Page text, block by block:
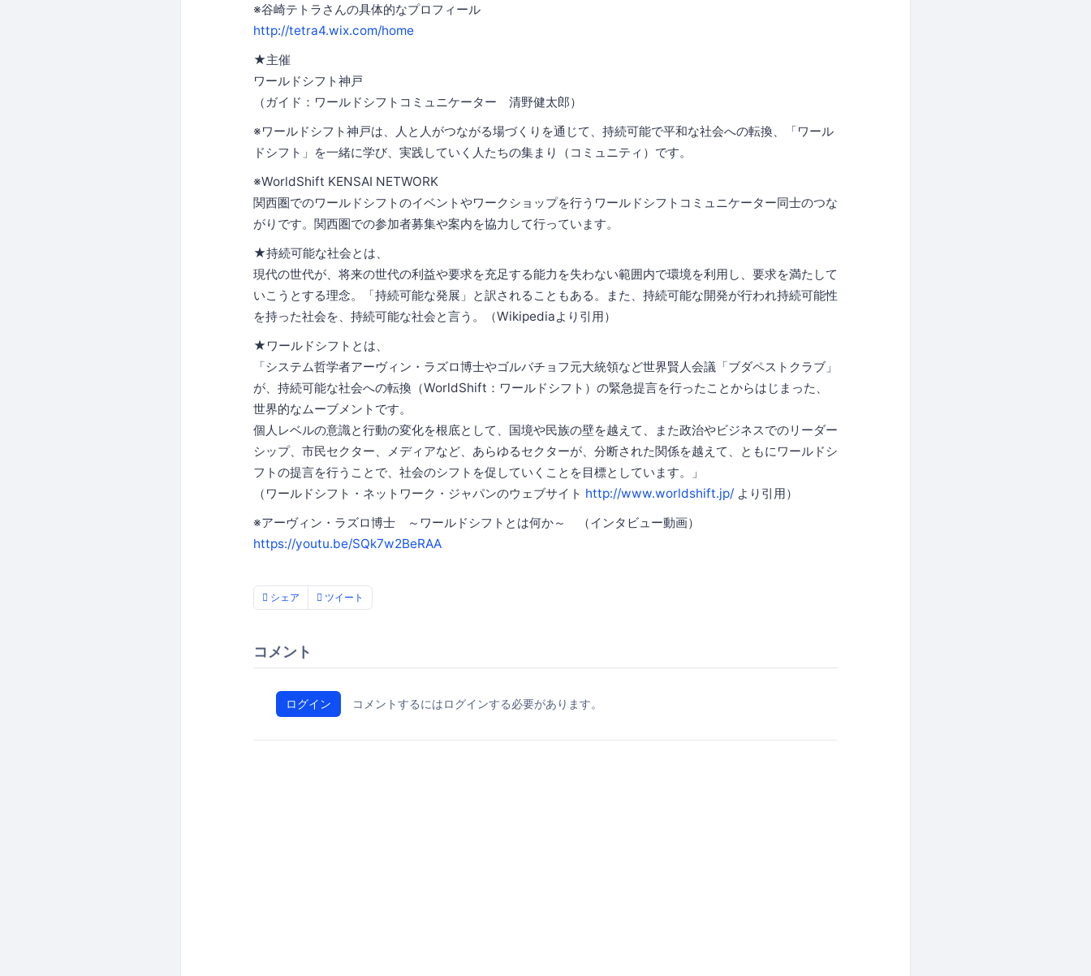
※谷崎テトラさんの具体的なプロフィール
http://tetra4.wix.com/home
★主催
ワールドシフト神戸
（ガイド：ワールドシフトコミュニケーター 清野健太郎）
※ワールドシフト神戸は、人と人がつながる場づくりを通じて、持続可能で平和な社会への転換、「ワール
ドシフト」を一緒に学び、実践していく人たちの集まり（コミュニティ）です。
※WorldShift KENSAI NETWORK
関西圏でのワールドシフトのイベントやワークショップを行うワールドシフトコミュニケーター同士のつな
がりです。関西圏での参加者募集や案内を協力して行っています。
★持続可能な社会とは、
現代の世代が、将来の世代の利益や要求を充足する能力を失わない範囲内で環境を利用し、要求を満たして
いこうとする理念。「持続可能な発展」と訳されることもある。また、持続可能な開発が行われ持続可能性
を持った社会を、持続可能な社会と言う。（Wikipediaより引用）
★ワールドシフトとは、
「システム哲学者アーヴィン・ラズロ博士やゴルバチョフ元大統領など世界賢人会議「ブダペストクラブ」
が、持続可能な社会への転換（WorldShift：ワールドシフト）の緊急提言を行ったことからはじまった、
世界的なムーブメントです。
個人レベルの意識と行動の変化を根底として、国境や民族の壁を越えて、また政治やビジネスでのリーダー
シップ、市民セクター、メディアなど、あらゆるセクターが、分断された関係を越えて、ともにワールドシ
フトの提言を行うことで、社会のシフトを促していくことを目標としています。」
（ワールドシフト・ネットワーク・ジャパンのウェブサイト http://www.worldshift.jp/ より引用）
※アーヴィン・ラズロ博士 ～ワールドシフトとは何か～ （インタビュー動画）
https://youtu.be/SQk7w2BeRAA
シェア ツイート
コメント
ログイン コメントするにはログインする必要があります。